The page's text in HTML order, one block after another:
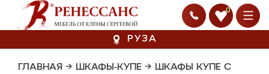
0
РУЗА
ГЛАВНАЯ → ШКАФЫ-КУПЕ → ШКАФЫ КУПЕ С